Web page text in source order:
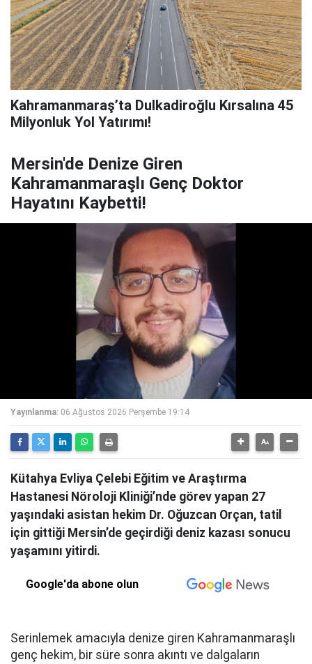
Kahramanmaraş’ta Dulkadiroğlu Kırsalına 45
Milyonluk Yol Yatırımı!
Mersin'de Denize Giren
Kahramanmaraşlı Genç Doktor
Hayatını Kaybetti!
Yayınlanma: 06 Ağustos 2026 Perşembe 19:14
Kütahya Evliya Çelebi Eğitim ve Araştırma
Hastanesi Nöroloji Kliniği’nde görev yapan 27
yaşındaki asistan hekim Dr. Oğuzcan Orçan, tatil
için gittiği Mersin’de geçirdiği deniz kazası sonucu
yaşamını yitirdi.
Google'da abone olun
Serinlemek amacıyla denize giren Kahramanmaraşlı
genç hekim, bir süre sonra akıntı ve dalgaların